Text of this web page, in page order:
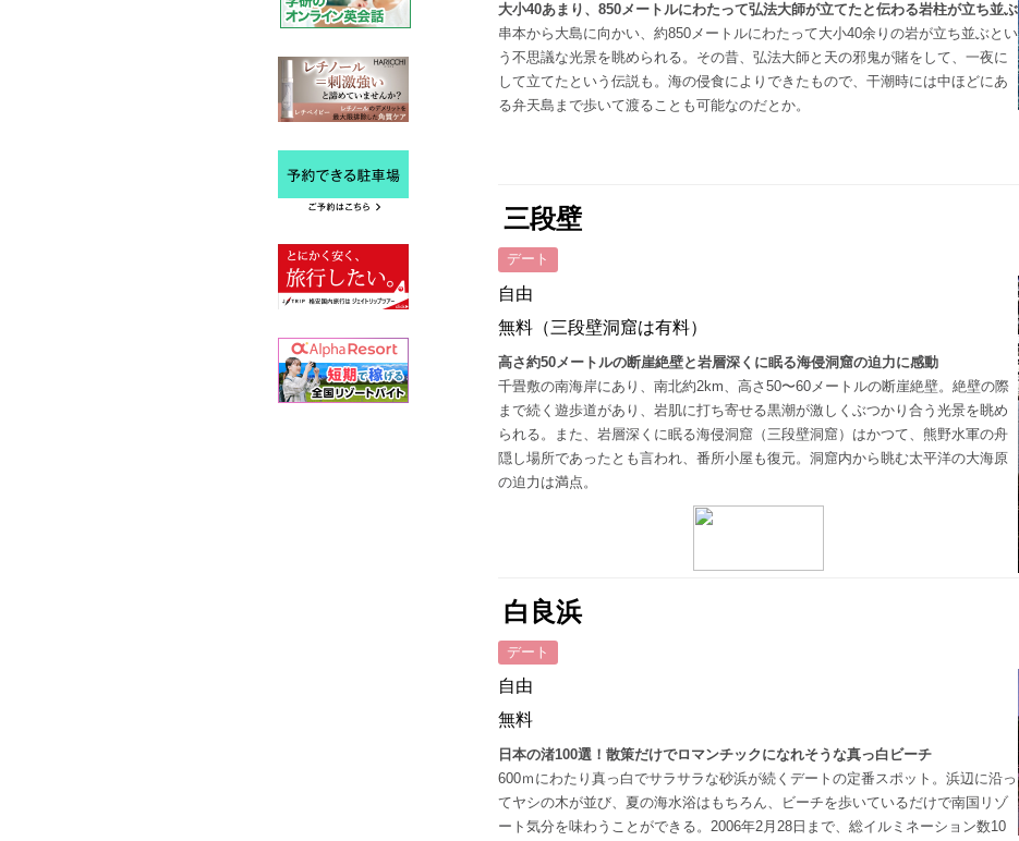
大小40あまり、850メートルにわたって弘法大師が立てたと伝わる岩柱が立ち並ぶ
串本から大島に向かい、約850メートルにわたって大小40余りの岩が立ち並ぶとい
う不思議な光景を眺められる。その昔、弘法大師と天の邪鬼が賭をして、一夜に
して立てたという伝説も。海の侵食によりできたもので、干潮時には中ほどにあ
る弁天島まで歩いて渡ることも可能なのだとか。
三段壁
デート
自由
無料（三段壁洞窟は有料）
高さ約50メートルの断崖絶壁と岩層深くに眠る海侵洞窟の迫力に感動
千畳敷の南海岸にあり、南北約2km、高さ50〜60メートルの断崖絶壁。絶壁の際
まで続く遊歩道があり、岩肌に打ち寄せる黒潮が激しくぶつかり合う光景を眺め
られる。また、岩層深くに眠る海侵洞窟（三段壁洞窟）はかつて、熊野水軍の舟
隠し場所であったとも言われ、番所小屋も復元。洞窟内から眺む太平洋の大海原
の迫力は満点。
白良浜
デート
自由
無料
日本の渚100選！散策だけでロマンチックになれそうな真っ白ビーチ
600ｍにわたり真っ白でサラサラな砂浜が続くデートの定番スポット。浜辺に沿っ
てヤシの木が並び、夏の海水浴はもちろん、ビーチを歩いているだけで南国リゾ
ート気分を味わうことができる。2006年2月28日まで、総イルミネーション数10